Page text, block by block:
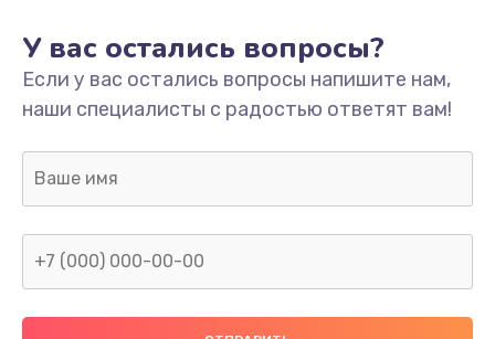
У вас остались вопросы?
Если у вас остались вопросы напишите нам,
наши специалисты с радостью ответят вам!